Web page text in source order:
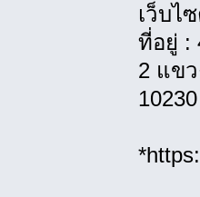
เว็บไ
ที่อยู่ :
2 แข
10230